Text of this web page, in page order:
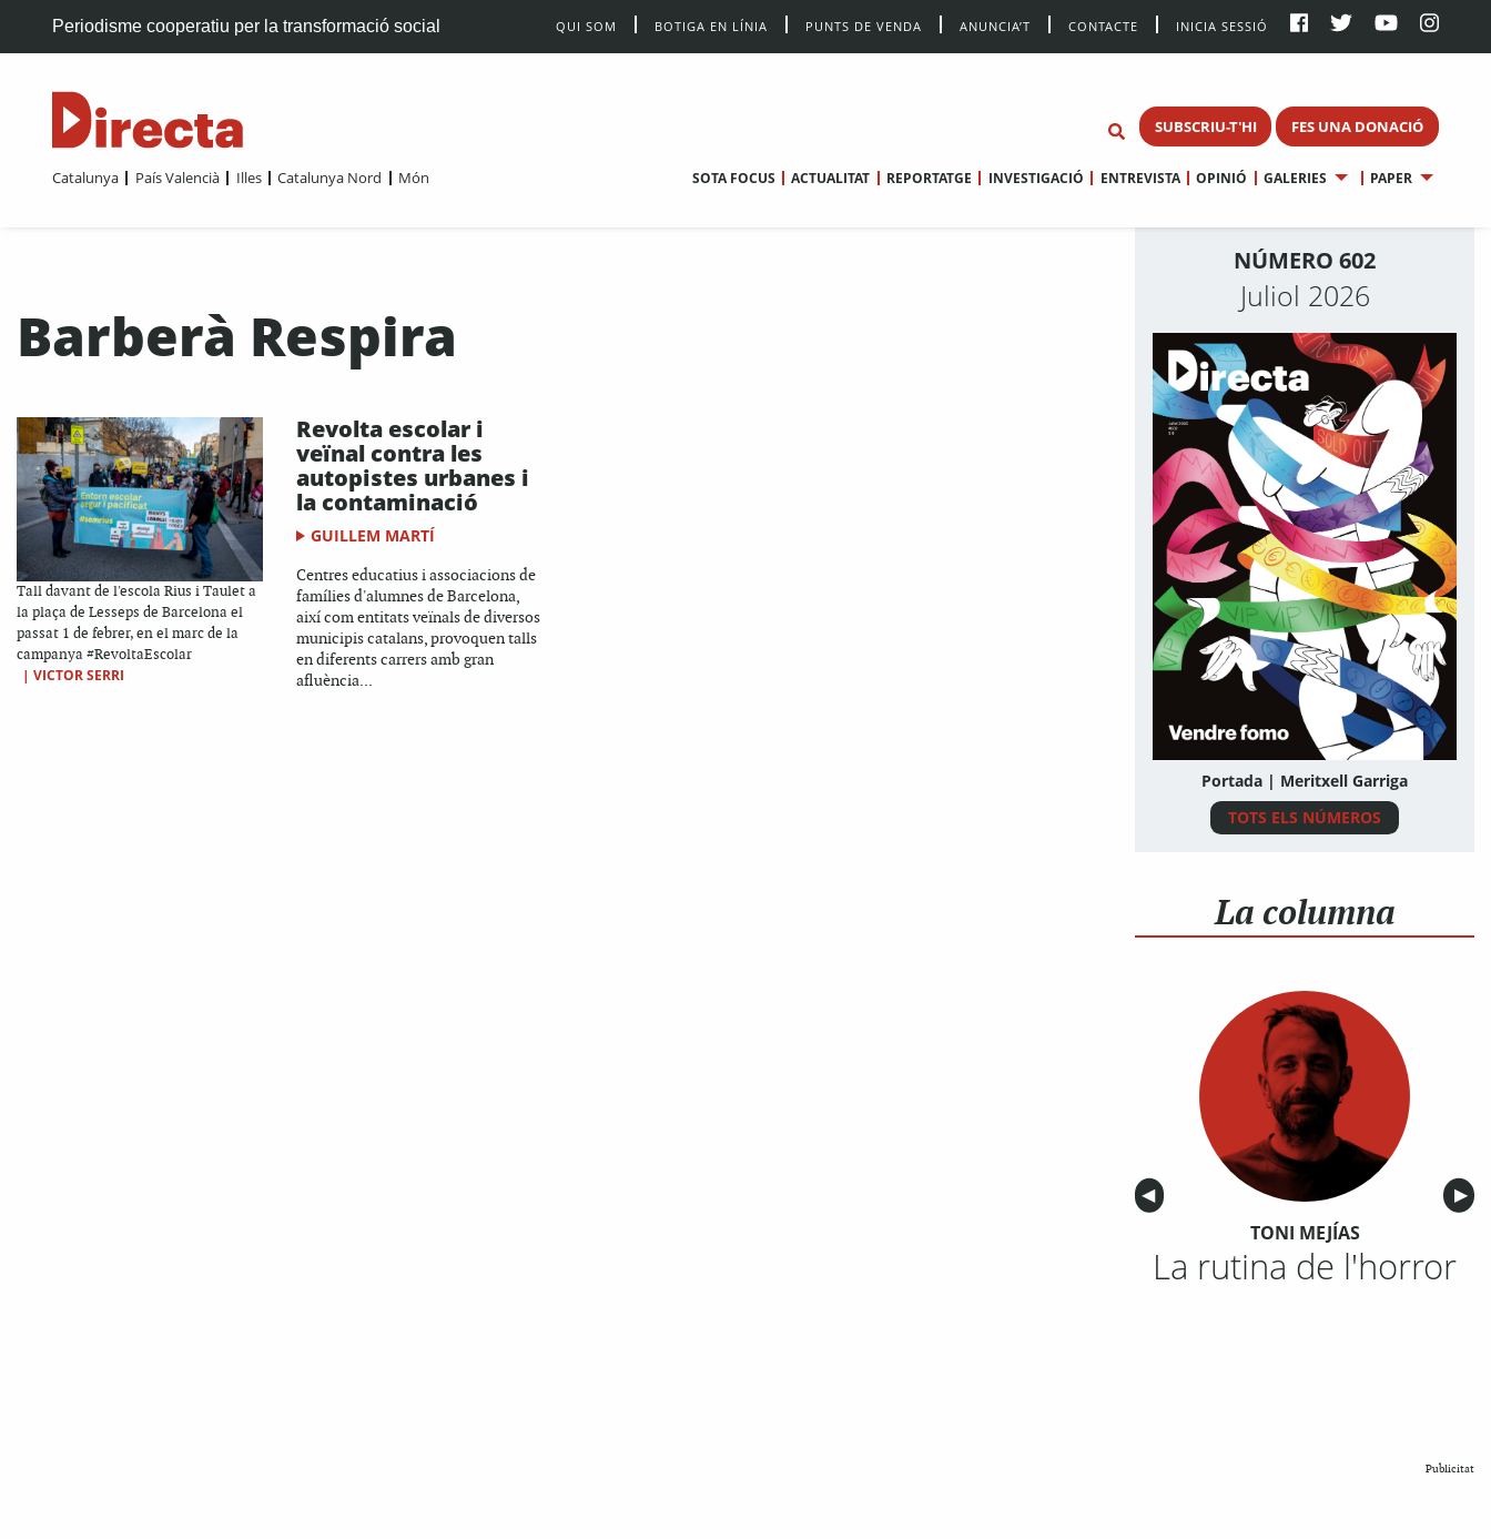
Periodisme cooperatiu per la transformació social QUI SOM BOTIGA EN LÍNIA PUNTS DE VENDA ANUNCIA’T CONTACTE INICIA SESSIÓ
SUBSCRIU-T'HI FES UNA DONACIÓ
Catalunya País Valencià Illes Catalunya Nord Món SOTA FOCUS ACTUALITAT REPORTATGE INVESTIGACIÓ ENTREVISTA OPINIÓ GALERIES PAPER
Barberà Respira
Tall davant de l'escola Rius i Taulet a
la plaça de Lesseps de Barcelona el
passat 1 de febrer, en el marc de la
campanya #RevoltaEscolar
| VICTOR SERRI
Revolta escolar i
veïnal contra les
autopistes urbanes i
la contaminació
GUILLEM MARTÍ
Centres educatius i associacions de
famílies d'alumnes de Barcelona,
així com entitats veïnals de diversos
municipis catalans, provoquen talls
en diferents carrers amb gran
afluència...
NÚMERO 602
Juliol 2026
Portada | Meritxell Garriga
TOTS ELS NÚMEROS
La columna
Anterior
◀︎ ▶︎
TONI MEJÍAS
La rutina de l'horror
Publicitat